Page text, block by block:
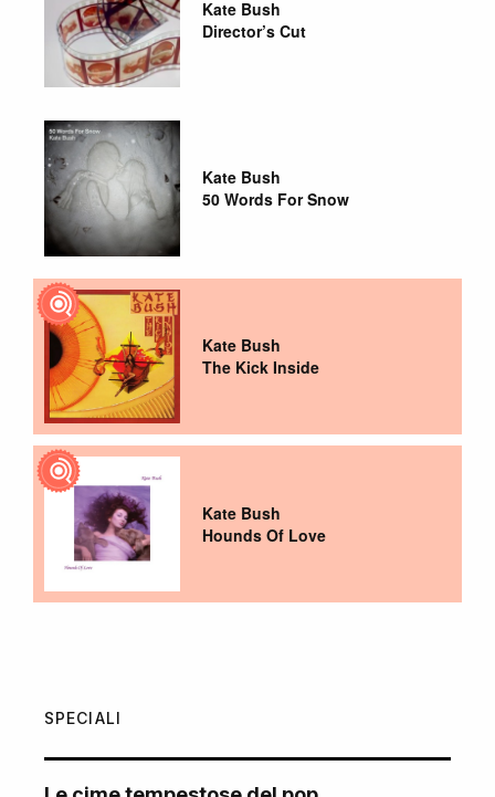
Kate Bush
Director’s Cut
Kate Bush
50 Words For Snow
Kate Bush
The Kick Inside
Kate Bush
Hounds Of Love
SPECIALI